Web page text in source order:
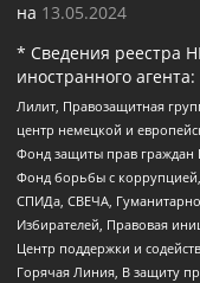
на 13.05.2024
* Сведения реестра
иностранного агента:
Лилит, Правозащитная
центр немецкой и
Фонд защиты прав граждан
Фонд борьбы с
СПИДа, СВЕЧА,
Избирателей, Правовая
Центр поддержки и
Горячая Линия, В защиту